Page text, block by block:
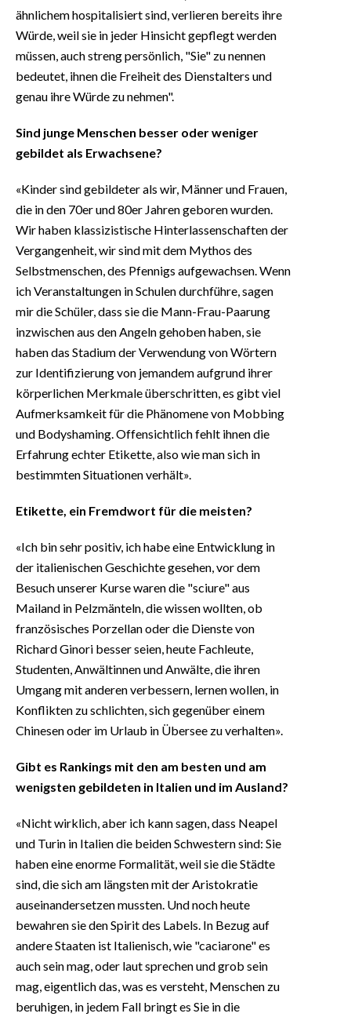
ähnlichem hospitalisiert sind, verlieren bereits ihre
Würde, weil sie in jeder Hinsicht gepflegt werden
müssen, auch streng persönlich, "Sie" zu nennen
bedeutet, ihnen die Freiheit des Dienstalters und
genau ihre Würde zu nehmen".
Sind junge Menschen besser oder weniger
gebildet als Erwachsene?
«Kinder sind gebildeter als wir, Männer und Frauen,
die in den 70er und 80er Jahren geboren wurden.
Wir haben klassizistische Hinterlassenschaften der
Vergangenheit, wir sind mit dem Mythos des
Selbstmenschen, des Pfennigs aufgewachsen. Wenn
ich Veranstaltungen in Schulen durchführe, sagen
mir die Schüler, dass sie die Mann-Frau-Paarung
inzwischen aus den Angeln gehoben haben, sie
haben das Stadium der Verwendung von Wörtern
zur Identifizierung von jemandem aufgrund ihrer
körperlichen Merkmale überschritten, es gibt viel
Aufmerksamkeit für die Phänomene von Mobbing
und Bodyshaming. Offensichtlich fehlt ihnen die
Erfahrung echter Etikette, also wie man sich in
bestimmten Situationen verhält».
Etikette, ein Fremdwort für die meisten?
«Ich bin sehr positiv, ich habe eine Entwicklung in
der italienischen Geschichte gesehen, vor dem
Besuch unserer Kurse waren die "sciure" aus
Mailand in Pelzmänteln, die wissen wollten, ob
französisches Porzellan oder die Dienste von
Richard Ginori besser seien, heute Fachleute,
Studenten, Anwältinnen und Anwälte, die ihren
Umgang mit anderen verbessern, lernen wollen, in
Konflikten zu schlichten, sich gegenüber einem
Chinesen oder im Urlaub in Übersee zu verhalten».
Gibt es Rankings mit den am besten und am
wenigsten gebildeten in Italien und im Ausland?
«Nicht wirklich, aber ich kann sagen, dass Neapel
und Turin in Italien die beiden Schwestern sind: Sie
haben eine enorme Formalität, weil sie die Städte
sind, die sich am längsten mit der Aristokratie
auseinandersetzen mussten. Und noch heute
bewahren sie den Spirit des Labels. In Bezug auf
andere Staaten ist Italienisch, wie "caciarone" es
auch sein mag, oder laut sprechen und grob sein
mag, eigentlich das, was es versteht, Menschen zu
beruhigen, in jedem Fall bringt es Sie in die